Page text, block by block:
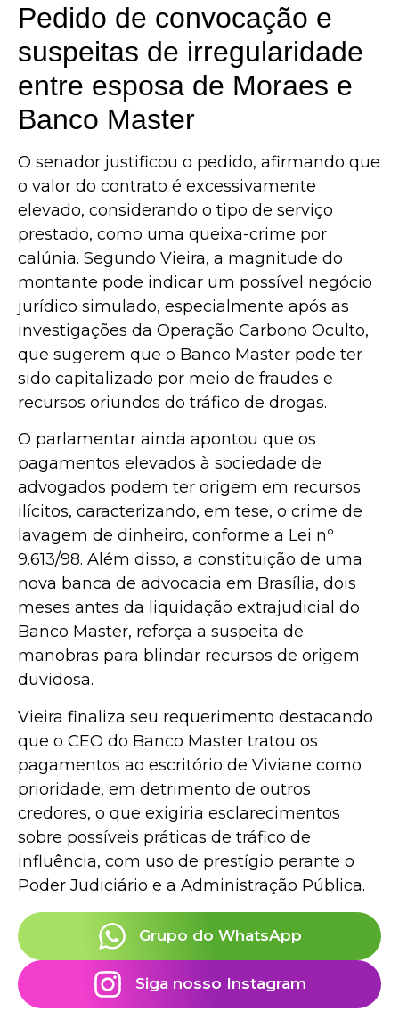
Pedido de convocação e
suspeitas de irregularidade
entre esposa de Moraes e
Banco Master
O senador justificou o pedido, afirmando que
o valor do contrato é excessivamente
elevado, considerando o tipo de serviço
prestado, como uma queixa-crime por
calúnia. Segundo Vieira, a magnitude do
montante pode indicar um possível negócio
jurídico simulado, especialmente após as
investigações da Operação Carbono Oculto,
que sugerem que o Banco Master pode ter
sido capitalizado por meio de fraudes e
recursos oriundos do tráfico de drogas.
O parlamentar ainda apontou que os
pagamentos elevados à sociedade de
advogados podem ter origem em recursos
ilícitos, caracterizando, em tese, o crime de
lavagem de dinheiro, conforme a Lei nº
9.613/98. Além disso, a constituição de uma
nova banca de advocacia em Brasília, dois
meses antes da liquidação extrajudicial do
Banco Master, reforça a suspeita de
manobras para blindar recursos de origem
duvidosa.
Vieira finaliza seu requerimento destacando
que o CEO do Banco Master tratou os
pagamentos ao escritório de Viviane como
prioridade, em detrimento de outros
credores, o que exigiria esclarecimentos
sobre possíveis práticas de tráfico de
influência, com uso de prestígio perante o
Poder Judiciário e a Administração Pública.
Grupo do WhatsApp
Siga nosso Instagram